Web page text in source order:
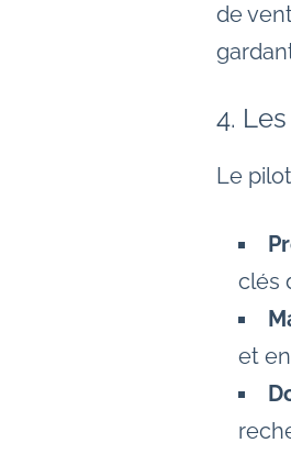
de
4.
Le
clés
et